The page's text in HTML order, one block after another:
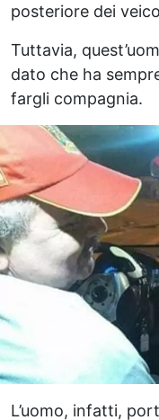
posteriore dei
Tuttavia,
dato che ha
fargli compagnia.
L’uomo, infatti,